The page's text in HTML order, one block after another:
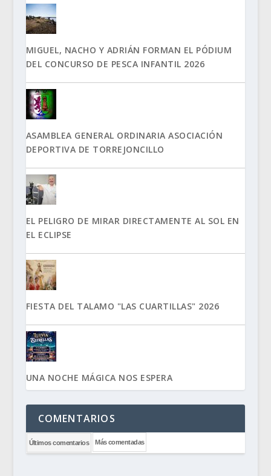
MIGUEL, NACHO Y ADRIÁN FORMAN EL PÓDIUM
DEL CONCURSO DE PESCA INFANTIL 2026
ASAMBLEA GENERAL ORDINARIA ASOCIACIÓN
DEPORTIVA DE TORREJONCILLO
EL PELIGRO DE MIRAR DIRECTAMENTE AL SOL EN
EL ECLIPSE
FIESTA DEL TALAMO "LAS CUARTILLAS" 2026
UNA NOCHE MÁGICA NOS ESPERA
COMENTARIOS
Últimos comentarios Más comentadas